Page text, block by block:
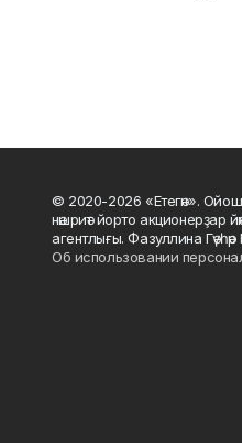
© 2020-2026 «Етегән».
нәшриәт йорто акционерҙар
агентлығы. Фазуллина Гәүһәр
Об использовании